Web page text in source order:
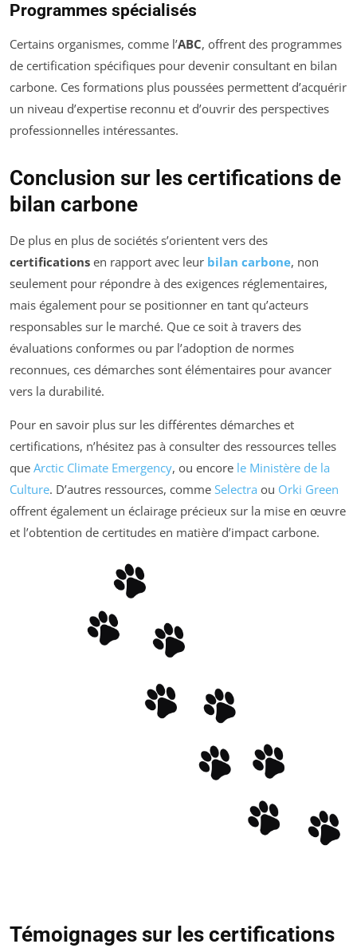
Programmes spécialisés
Certains organismes, comme l’ABC, offrent des programmes
de certification spécifiques pour devenir consultant en bilan
carbone. Ces formations plus poussées permettent d’acquérir
un niveau d’expertise reconnu et d’ouvrir des perspectives
professionnelles intéressantes.
Conclusion sur les certifications de
bilan carbone
De plus en plus de sociétés s’orientent vers des
certifications en rapport avec leur bilan carbone, non
seulement pour répondre à des exigences réglementaires,
mais également pour se positionner en tant qu’acteurs
responsables sur le marché. Que ce soit à travers des
évaluations conformes ou par l’adoption de normes
reconnues, ces démarches sont élémentaires pour avancer
vers la durabilité.
Pour en savoir plus sur les différentes démarches et
certifications, n’hésitez pas à consulter des ressources telles
que Arctic Climate Emergency, ou encore le Ministère de la
Culture. D’autres ressources, comme Selectra ou Orki Green
offrent également un éclairage précieux sur la mise en œuvre
et l’obtention de certitudes en matière d’impact carbone.
Témoignages sur les certifications